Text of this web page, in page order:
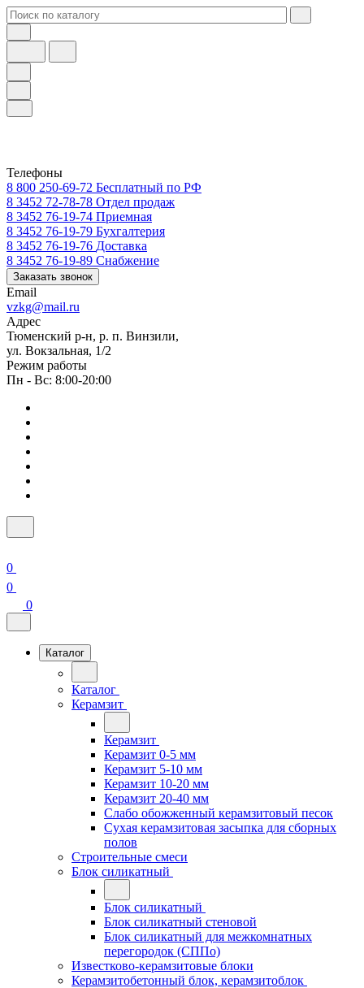
Телефоны
8 800 250-69-72 Бесплатный по РФ
8 3452 72-78-78 Отдел продаж
8 3452 76-19-74 Приемная
8 3452 76-19-79 Бухгалтерия
8 3452 76-19-76 Доставка
8 3452 76-19-89 Снабжение
Заказать звонок
Email
vzkg@mail.ru
Адрес
Тюменский р-н, р. п. Винзили,
ул. Вокзальная, 1/2
Режим работы
Пн - Вс: 8:00-20:00
0
0
0
Каталог
Каталог
Керамзит
Керамзит
Керамзит 0-5 мм
Керамзит 5-10 мм
Керамзит 10-20 мм
Керамзит 20-40 мм
Слабо обожженный керамзитовый песок
Сухая керамзитовая засыпка для сборных
полов
Строительные смеси
Блок силикатный
Блок силикатный
Блок силикатный стеновой
Блок силикатный для межкомнатных
перегородок (СППо)
Известково-керамзитовые блоки
Керамзитобетонный блок, керамзитоблок